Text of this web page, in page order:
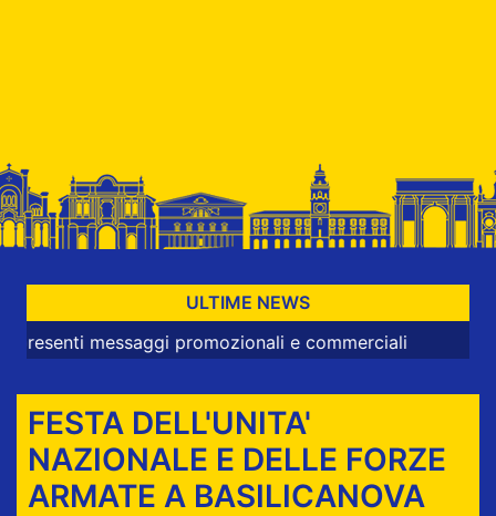
ULTIME NEWS
messaggi promozionali e commerciali
FESTA DELL'UNITA'
NAZIONALE E DELLE FORZE
ARMATE A BASILICANOVA